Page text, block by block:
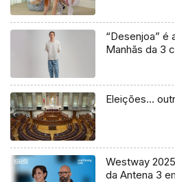
“Desenjoa” é
Manhãs da 3
Eleições…
Westway
da Antena 3